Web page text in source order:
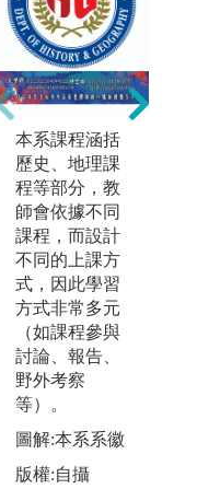
社會田野調查
與訪談：透過
實作的方式，
例如田野實地
考察、發放問
卷、深度對
話、參與觀察
等社會科學調
查方法蒐集資
料，輔以文獻
資料分析 (地
圖、統計資
料、出版資訊
等)，針對區域
社會現象與議
題進行學習與
探索
圖解:社會田野
調查與訪談
本系課程涵括
歷史、地理課
程等部分，教
師會依據不同
課程，而設計
不同的上課方
式，因此學習
方式非常多元
（如課程參與
討論、報告、
野外考察
等）。
圖解:本系系徽
版權:自攝